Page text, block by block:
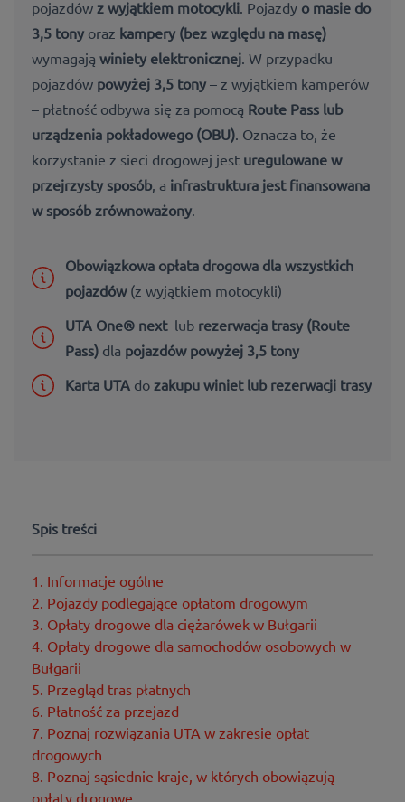
pojazdów z wyjątkiem motocykli. Pojazdy o masie do
3,5 tony oraz kampery (bez względu na masę)
wymagają winiety elektronicznej. W przypadku
pojazdów powyżej 3,5 tony – z wyjątkiem kamperów
– płatność odbywa się za pomocą Route Pass lub
urządzenia pokładowego (OBU). Oznacza to, że
korzystanie z sieci drogowej jest uregulowane w
przejrzysty sposób, a infrastruktura jest finansowana
w sposób zrównoważony.
Obowiązkowa opłata drogowa dla wszystkich
pojazdów(z wyjątkiem motocykli)
UTA One® next lub rezerwacja trasy (Route
Pass) dla pojazdów powyżej 3,5 tony
Karta UTA do zakupu winiet lub rezerwacji trasy
Spis treści
1. Informacje ogólne
2. Pojazdy podlegające opłatom drogowym
3. Opłaty drogowe dla ciężarówek w Bułgarii
4. Opłaty drogowe dla samochodów osobowych w
Bułgarii
5. Przegląd tras płatnych
6. Płatność za przejazd
7. Poznaj rozwiązania UTA w zakresie opłat
drogowych
8. Poznaj sąsiednie kraje, w których obowiązują
opłaty drogowe